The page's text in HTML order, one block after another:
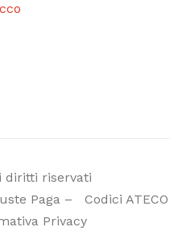
diritti riservati
Paga– Codici ATECO
Privacy